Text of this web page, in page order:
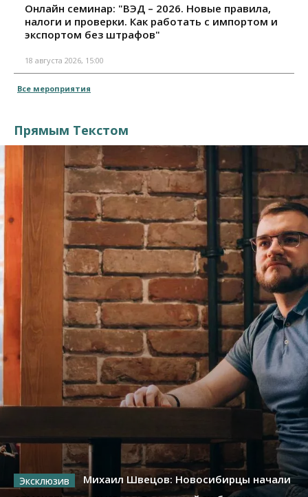
Онлайн семинар: "ВЭД – 2026. Новые правила,
налоги и проверки. Как работать с импортом и
экспортом без штрафов"
18 августа 2026, 15:00
Все мероприятия
Прямым Текстом
Михаил Швецов: Новосибирцы начали